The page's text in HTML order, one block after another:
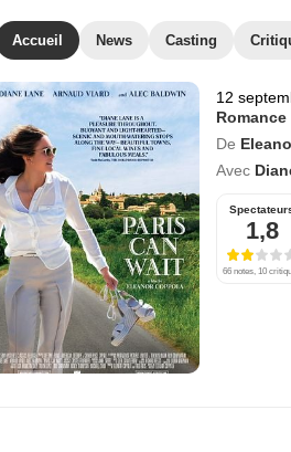
Accueil News Casting
12
Romance
De
Avec
1,8
66 notes, 10